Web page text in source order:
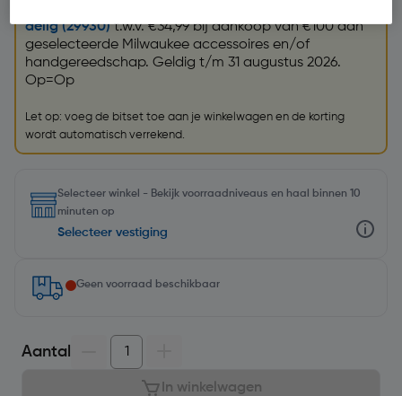
delig (29930)t.w.v. €34,99 bij aankoop van €100 aan
geselecteerde Milwaukee accessoires en/of
handgereedschap. Geldig t/m 31 augustus 2026.
Op=Op
Let op: voeg de bitset toe aan je winkelwagen en de korting
wordt automatisch verrekend.
Selecteer winkel - Bekijk voorraadniveaus en haal binnen 10
minuten op
Selecteer vestiging
Geen voorraad beschikbaar
Aantal
In winkelwagen